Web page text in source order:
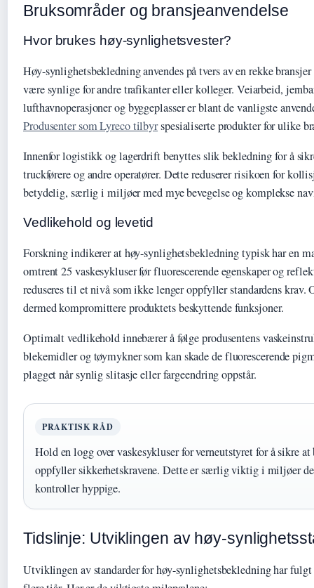
Bruksområder og bransjeanvendelse
Hvor brukes høy-synlighetsvester?
Høy-synlighetsbekledning anvendes på tvers av en rekke
være synlige for andre trafikanter eller kolleger. Veiarbeid,
lufthavnoperasjoner og byggeplasser er blant de vanligste
Produsenter som Lyreco tilbyrspesialiserte produkter for ulike
Innenfor logistikk og lagerdrift benyttes slik bekledning for å
truckførere og andre operatører. Dette reduserer risikoen for
betydelig, særlig i miljøer med mye bevegelse og komplekse
Vedlikehold og levetid
Forskning indikerer at høy-synlighetsbekledning typisk har en
omtrent 25 vaskesykluser før fluorescerende egenskaper og
reduseres til et nivå som ikke lenger oppfyller standardens krav.
dermed kompromittere produktets beskyttende funksjoner.
Optimalt vedlikehold innebærer å følge produsentens
blekemidler og tøymykner som kan skade de fluorescerende
plagget når synlig slitasje eller fargeendring oppstår.
PRAKTISK RÅD
Hold en logg over vaskesykluser for verneutstyret for å sikre
oppfyller sikkerhetskravene. Dette er særlig viktig i miljøer
kontroller hyppige.
Tidslinje: Utviklingen av høy-
Utviklingen av standarder for høy-synlighetsbekledning har fulgt